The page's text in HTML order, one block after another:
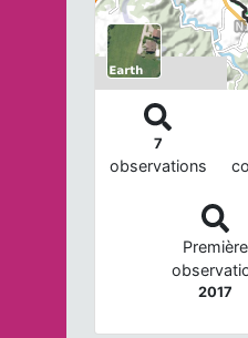
7
observations
Première
2017